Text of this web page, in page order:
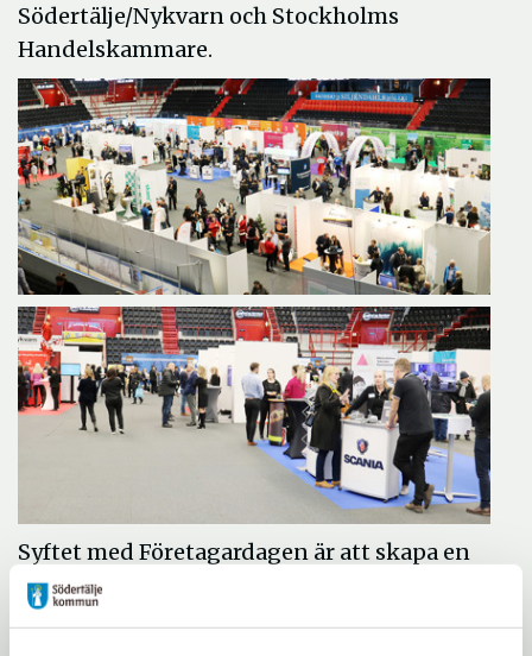
Södertälje/Nykvarn och Stockholms
Handelskammare.
Syftet med Företagardagen är att skapa en
arena för möten mellan det lokala
näringslivet, kommunen, organisationer